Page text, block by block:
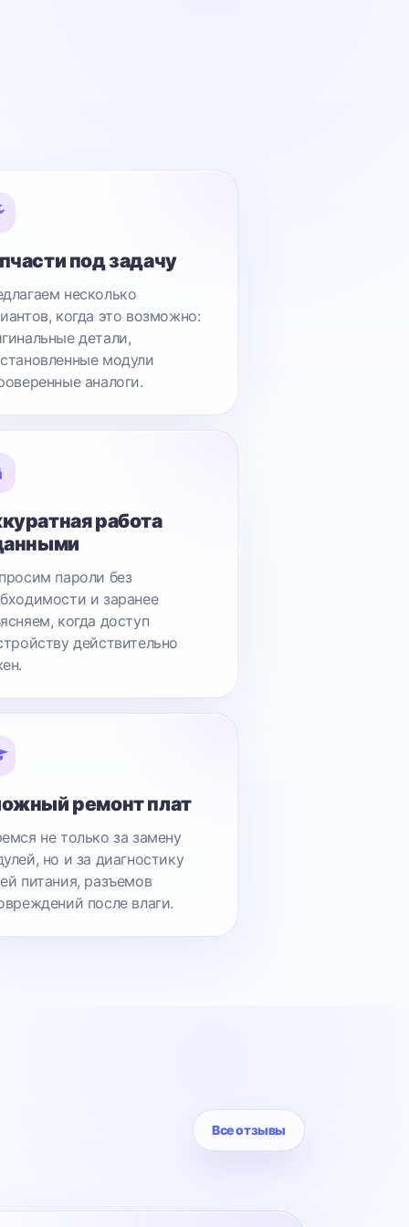
под задачу
несколько
когда это возможно:
детали,
модули
аналоги.
работа
пароли без
и заранее
когда доступ
действительно
ремонт плат
не только за замену
но и за диагностику
питания, разъемов
после влаги.
Все отзывы